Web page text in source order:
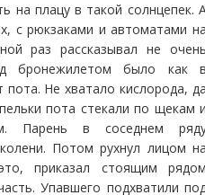
на плацу в такой солнцепек.
с рюкзаками и автоматами
раз рассказывал не
бронежилетом было как
Не хватало кислорода,
пота стекали по щекам
Парень в соседнем
Потом рухнул лицом
приказал стоящим
Упавшего подхватили